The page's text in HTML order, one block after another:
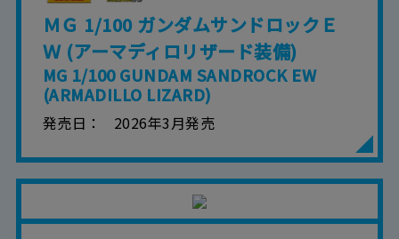
ＭＧ 1/100 ガンダムサンドロックＥ
Ｗ (アーマディロリザード装備)
MG 1/100 GUNDAM SANDROCK EW
(ARMADILLO LIZARD)
発売日 2026年3月発売